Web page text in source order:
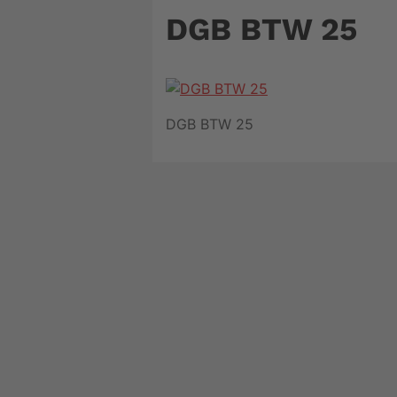
DGB BTW 25
DGB BTW 25